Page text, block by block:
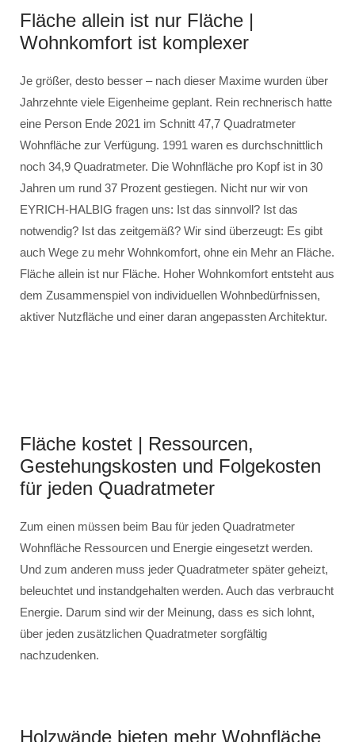
Fläche allein ist nur Fläche |
Wohnkomfort ist komplexer
Je größer, desto besser – nach dieser Maxime wurden über
Jahrzehnte viele Eigenheime geplant. Rein rechnerisch hatte
eine Person Ende 2021 im Schnitt 47,7 Quadratmeter
Wohnfläche zur Verfügung. 1991 waren es durchschnittlich
noch 34,9 Quadratmeter. Die Wohnfläche pro Kopf ist in 30
Jahren um rund 37 Prozent gestiegen. Nicht nur wir von
EYRICH-HALBIG fragen uns: Ist das sinnvoll? Ist das
notwendig? Ist das zeitgemäß? Wir sind überzeugt: Es gibt
auch Wege zu mehr Wohnkomfort, ohne ein Mehr an Fläche.
Fläche allein ist nur Fläche. Hoher Wohnkomfort entsteht aus
dem Zusammenspiel von individuellen Wohnbedürfnissen,
aktiver Nutzfläche und einer daran angepassten Architektur.
Fläche kostet | Ressourcen,
Gestehungskosten und Folgekosten
für jeden Quadratmeter
Zum einen müssen beim Bau für jeden Quadratmeter
Wohnfläche Ressourcen und Energie eingesetzt werden.
Und zum anderen muss jeder Quadratmeter später geheizt,
beleuchtet und instandgehalten werden. Auch das verbraucht
Energie. Darum sind wir der Meinung, dass es sich lohnt,
über jeden zusätzlichen Quadratmeter sorgfältig
nachzudenken.
Holzwände bieten mehr Wohnfläche